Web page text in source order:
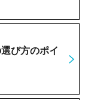
び方のポイ